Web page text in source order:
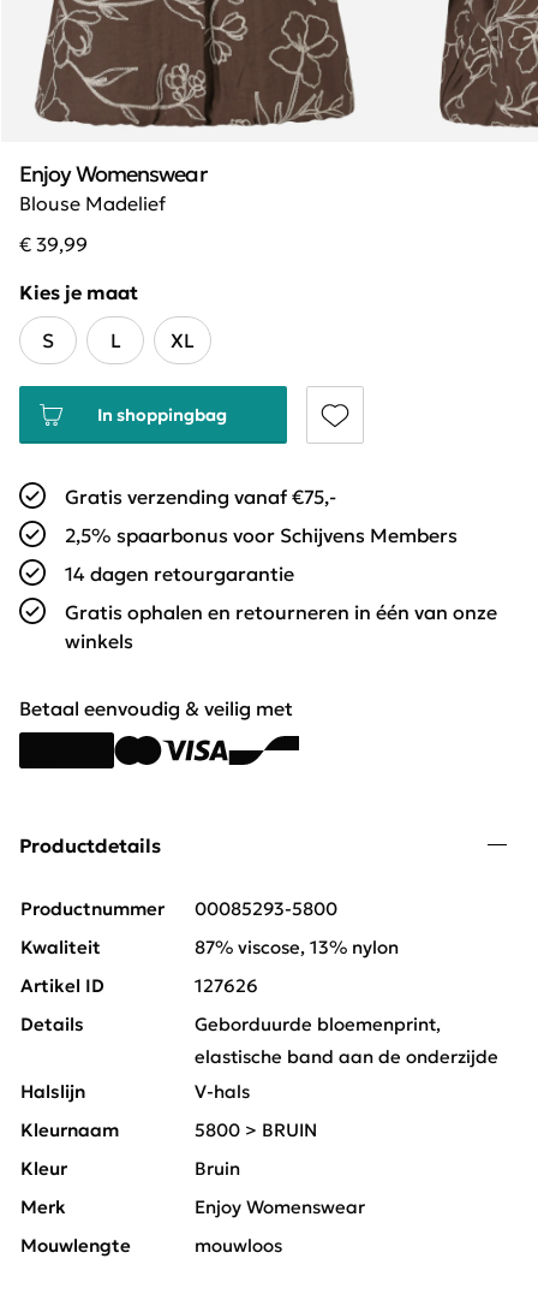
Blouse Madelief
Enjoy Womenswear
€ 39,99
Kies je maat
S
L XL
In shoppingbag
Gratis verzending vanaf €75,-
2,5% spaarbonus voor Schijvens Members
14 dagen retourgarantie
Gratis ophalen en retourneren in één van onze
winkels
Betaal eenvoudig & veilig met
Productdetails
Productnummer
00085293-5800
Kwaliteit
87% viscose, 13% nylon
Artikel ID
127626
Details
Geborduurde bloemenprint,
elastische band aan de onderzijde
Halslijn
V-hals
Kleurnaam
5800 > BRUIN
Kleur
Bruin
Merk
Enjoy Womenswear
Mouwlengte
mouwloos